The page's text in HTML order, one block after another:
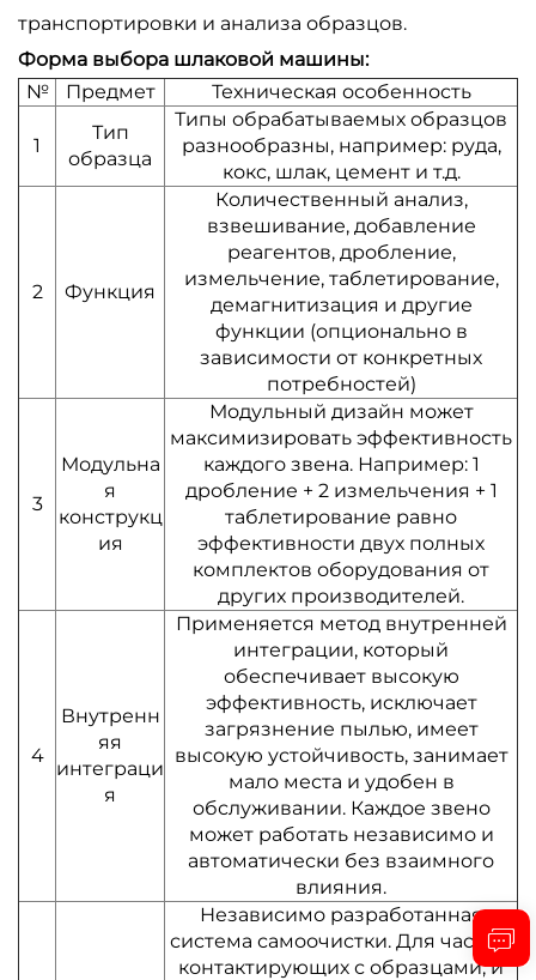
транспортировки и анализа образцов.
Форма выбора шлаковой машины:
№
Предмет Техническая особенность
1
Тип
образца
Типы обрабатываемых образцов
разнообразны, например: руда,
кокс, шлак, цемент и т.д.
2 Функция
Количественный анализ,
взвешивание, добавление
реагентов, дробление,
измельчение, таблетирование,
демагнитизация и другие
функции (опционально в
зависимости от конкретных
потребностей)
3
Модульна
я
конструкц
ия
Модульный дизайн может
максимизировать эффективность
каждого звена. Например: 1
дробление + 2 измельчения + 1
таблетирование равно
эффективности двух полных
комплектов оборудования от
других производителей.
4
Внутренн
яя
интеграци
я
Применяется метод внутренней
интеграции, который
обеспечивает высокую
эффективность, исключает
загрязнение пылью, имеет
высокую устойчивость, занимает
мало места и удобен в
обслуживании. Каждое звено
может работать независимо и
автоматически без взаимного
влияния.
Независимо разработанная
система самоочистки. Для частей,
контактирующих с образцами, и